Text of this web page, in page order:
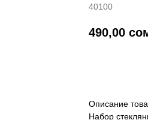
40100
490,00
Описание
Набор